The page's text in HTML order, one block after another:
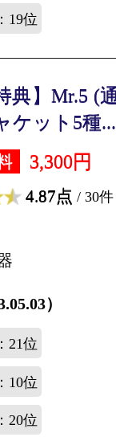
19位
典】Mr.5 (
ケット5種...
3,300円
4.87点 / 30件
）
21位
10位
20位